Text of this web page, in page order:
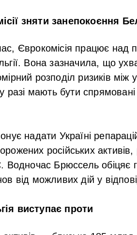
зняти занепокоєння
Єврокомісія працює над
Вона зазначила, що
розподіл ризиків
разі мають бути
надати Україні
російських
Водночас Брюссель обіцяє
від можливих дій у
виступає проти